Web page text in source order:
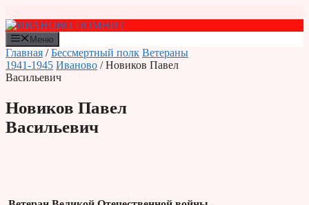
к
содержимому
Меню
Главная /Бессмертный полк Ветераны
1941-1945 Иваново / Новиков Павел
Васильевич
Новиков Павел
Васильевич